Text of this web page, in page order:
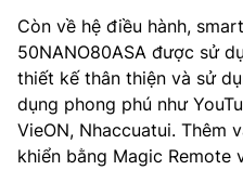
Còn về hệ điều hành, smart
50NANO80ASA được sử
thiết kế thân thiện và sử
dụng phong phú như
VieON, Nhaccuatui. Thêm
khiển bằng Magic